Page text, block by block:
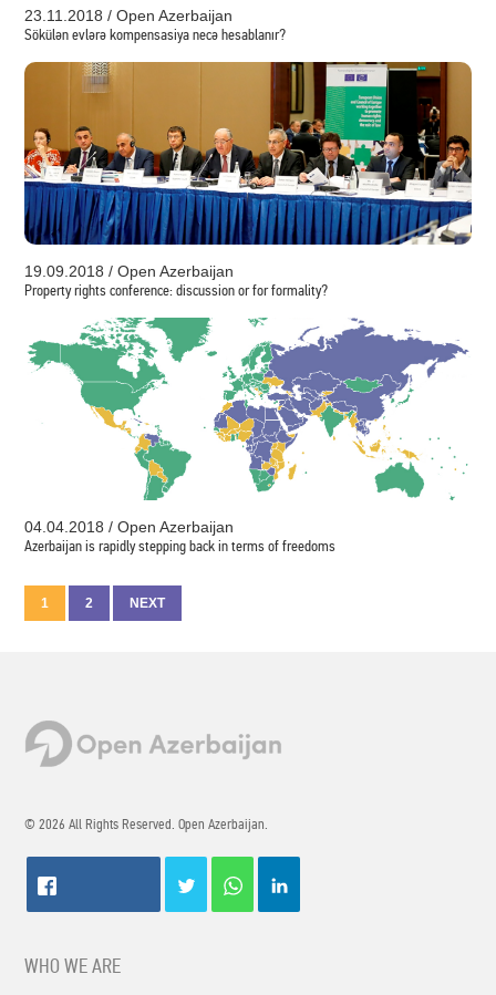
23.11.2018 / Open Azerbaijan
Sökülən evlərə kompensasiya necə hesablanır?
19.09.2018 / Open Azerbaijan
Property rights conference: discussion or for formality?
04.04.2018 / Open Azerbaijan
Azerbaijan is rapidly stepping back in terms of freedoms
1 2 NEXT
© 2026 All Rights Reserved. Open Azerbaijan.
WHO WE ARE